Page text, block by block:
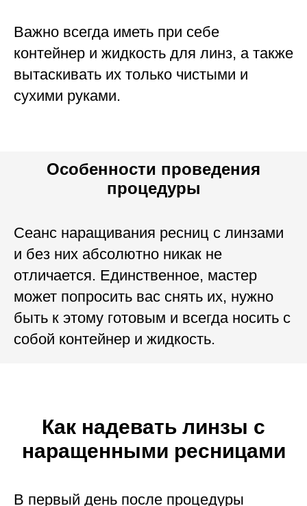
Важно всегда иметь при себе
контейнер и жидкость для линз, а также
вытаскивать их только чистыми и
сухими руками.
Особенности проведения
процедуры
Сеанс наращивания ресниц с линзами
и без них абсолютно никак не
отличается. Единственное, мастер
может попросить вас снять их, нужно
быть к этому готовым и всегда носить с
собой контейнер и жидкость.
Как надевать линзы с
наращенными ресницами
В первый день после процедуры